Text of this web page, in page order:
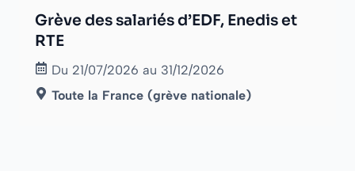
Grève des salariés d’EDF, Enedis et
RTE
Du 21/07/2026 au 31/12/2026
Toute la France (grève nationale)